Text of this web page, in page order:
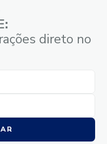
direto no